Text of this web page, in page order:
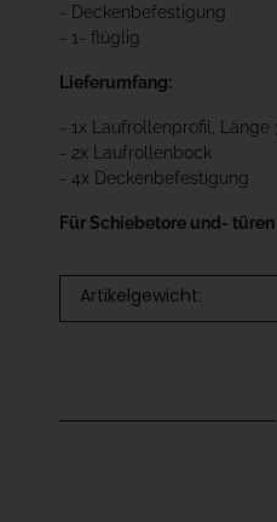
- Deckenbefestigung
- 1- flüglig
Lieferumfang:
- 1x Laufrollenprofil, Länge
- 2x Laufrollenbock
- 4x Deckenbefestigung
Für Schiebetore und-
Artikelgewicht: